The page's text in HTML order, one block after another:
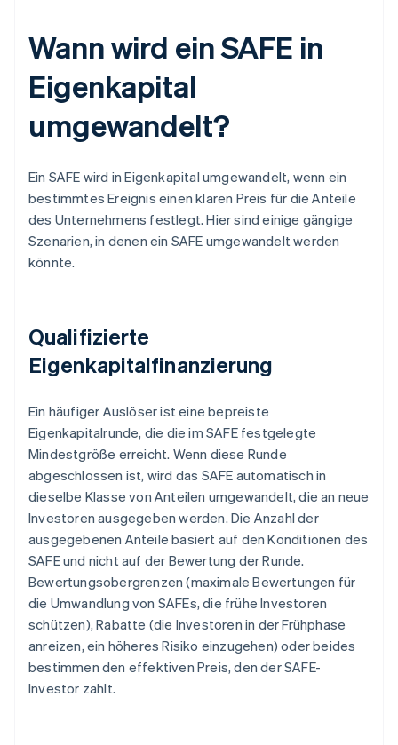
Wann wird ein SAFE in
Eigenkapital
umgewandelt?
Ein SAFE wird in Eigenkapital umgewandelt, wenn ein
bestimmtes Ereignis einen klaren Preis für die Anteile
des Unternehmens festlegt. Hier sind einige gängige
Szenarien, in denen ein SAFE umgewandelt werden
könnte.
Qualifizierte
Eigenkapitalfinanzierung
Ein häufiger Auslöser ist eine bepreiste
Eigenkapitalrunde, die die im SAFE festgelegte
Mindestgröße erreicht. Wenn diese Runde
abgeschlossen ist, wird das SAFE automatisch in
dieselbe Klasse von Anteilen umgewandelt, die an neue
Investoren ausgegeben werden. Die Anzahl der
ausgegebenen Anteile basiert auf den Konditionen des
SAFE und nicht auf der Bewertung der Runde.
Bewertungsobergrenzen (maximale Bewertungen für
die Umwandlung von SAFEs, die frühe Investoren
schützen), Rabatte (die Investoren in der Frühphase
anreizen, ein höheres Risiko einzugehen) oder beides
bestimmen den effektiven Preis, den der SAFE-
Investor zahlt.